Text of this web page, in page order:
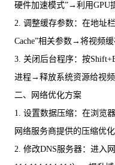
硬件加速模式”→利用GPU
2. 调整缓存参数：在地址
Cache”相关参数→将视频
3. 关闭后台程序：按
进程→释放系统资源给视频
二、网络优化方案
1. 设置数据压缩：在浏览
网络服务商提供的压缩优
2. 修改DNS服务器：进入